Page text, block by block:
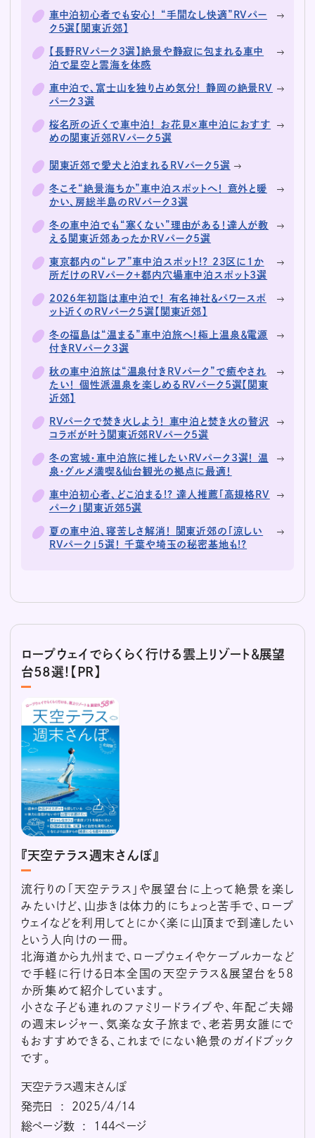
車中泊初心者でも安心！ “手間なし快適”RVパー
ク5選【関東近郊】
【長野RVパーク3選】絶景や静寂に包まれる車中
泊で星空と雲海を体感
車中泊で、富士山を独り占め気分！ 静岡の絶景RV
パーク3選
桜名所の近くで車中泊！ お花見×車中泊におすす
めの関東近郊RVパーク5選
関東近郊で愛犬と泊まれるRVパーク5選
冬こそ“絶景海ちか”車中泊スポットへ！ 意外と暖
かい、房総半島のRVパーク3選
冬の車中泊でも“寒くない”理由がある！達人が教
える関東近郊あったかRVパーク5選
東京都内の“レア”車中泊スポット!? 23区に1か
所だけのRVパーク＋都内穴場車中泊スポット3選
2026年初詣は車中泊で！ 有名神社＆パワースポ
ット近くのRVパーク5選【関東近郊】
冬の福島は“温まる”車中泊旅へ！極上温泉＆電源
付きRVパーク3選
秋の車中泊旅は“温泉付きRVパーク”で癒やされ
たい！ 個性派温泉を楽しめるRVパーク5選【関東
近郊】
RVパークで焚き火しよう！ 車中泊と焚き火の贅沢
コラボが叶う関東近郊RVパーク5選
冬の宮城・車中泊旅に推したいRVパーク3選！ 温
泉・グルメ満喫＆仙台観光の拠点に最適！
車中泊初心者、どこ泊まる!? 達人推薦「高規格RV
パーク」関東近郊5選
夏の車中泊、寝苦しさ解消！ 関東近郊の「涼しい
RVパーク」5選！ 千葉や埼玉の秘密基地も!?
ロープウェイでらくらく行ける雲上リゾート＆展望
台58選！【PR】
『天空テラス週末さんぽ』
流行りの「天空テラス」や展望台に上って絶景を楽し
みたいけど、山歩きは体力的にちょっと苦手で、ロープ
ウェイなどを利用してとにかく楽に山頂まで到達したい
という人向けの一冊。
北海道から九州まで、ロープウェイやケーブルカーなど
で手軽に行ける日本全国の天空テラス＆展望台を58
か所集めて紹介しています。
小さな子ども連れのファミリードライブや、年配ご夫婦
の週末レジャー、気楽な女子旅まで、老若男女誰にで
もおすすめできる、これまでにない絶景のガイドブック
です。
天空テラス週末さんぽ
発売日 ‏ : ‎ 2025/4/14
総ページ数 ‏ : ‎ 144ページ